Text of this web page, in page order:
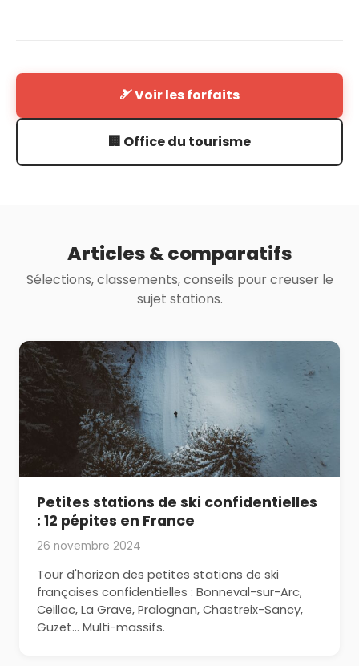
🎿 Voir les forfaits
🏢 Office du tourisme
Articles & comparatifs
Sélections, classements, conseils pour creuser le
sujet stations.
Petites stations de ski confidentielles
: 12 pépites en France
26 novembre 2024
Tour d'horizon des petites stations de ski
françaises confidentielles : Bonneval-sur-Arc,
Ceillac, La Grave, Pralognan, Chastreix-Sancy,
Guzet... Multi-massifs.